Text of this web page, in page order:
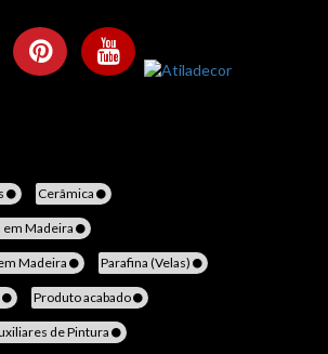
Cerâmica
Madeira
Madeira Parafina (Velas)
Produto acabado
de Pintura